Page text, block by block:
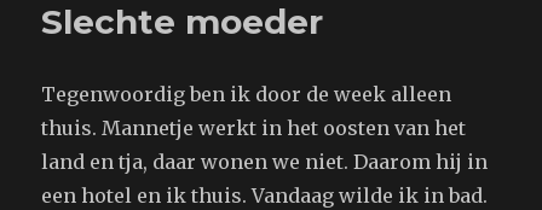
Slechte moeder
Tegenwoordig ben ik door de week alleen
thuis. Mannetje werkt in het oosten van het
land en tja, daar wonen we niet. Daarom hij in
een hotel en ik thuis. Vandaag wilde ik in bad.